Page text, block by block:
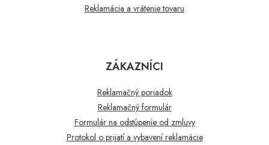
Reklamácia a vrátenie tovaru
ZÁKAZNÍCI
Reklamačný poriadok
Reklamačný formulár
Formulár na odstúpenie od zmluvy
Protokol o prijatí a vybavení reklamácie